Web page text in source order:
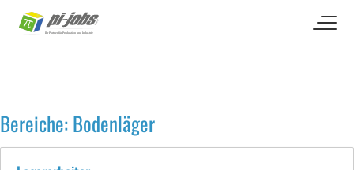
Bereiche:Bodenläger